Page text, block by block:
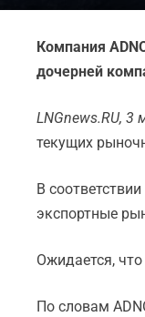
Компания
дочерней
LNGnews.RU, 3
текущих
В
экспортные
Ожидается,
По словам